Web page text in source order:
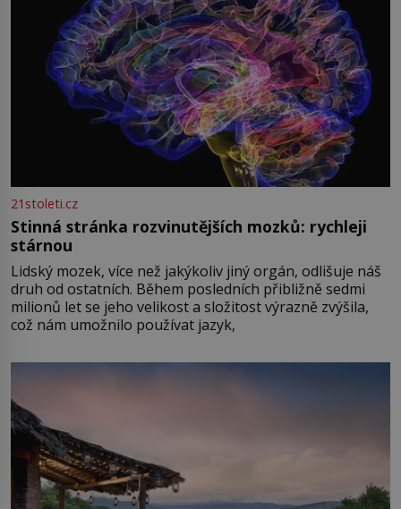
21stoleti.cz
Stinná stránka rozvinutějších mozků: rychleji
stárnou
Lidský mozek, více než jakýkoliv jiný orgán, odlišuje náš
druh od ostatních. Během posledních přibližně sedmi
milionů let se jeho velikost a složitost výrazně zvýšila,
což nám umožnilo používat jazyk,